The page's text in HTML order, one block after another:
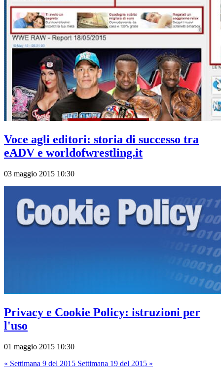
Voce agli editori: storia di successo tra
eADV e worldofwrestling.it
03 maggio 2015 10:30
Privacy e Cookie Policy: istruzioni per
l'uso
01 maggio 2015 10:30
« Settimana 9 del 2015 Settimana 19 del 2015 »